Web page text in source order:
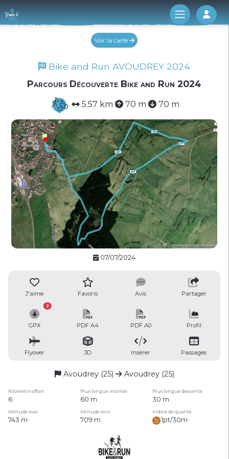
Log
Voir la carte
Bike and Run AVOUDREY 2024
Parcours Découverte Bike and Run 2024
5.57 km 70 m 70 m
07/07/2024
J'aime Favoris Avis Partager
GPX
2
PDF A4 PDF A0 Profil
Flyover 3D Insérer Passages
Avoudrey (25) Avoudrey (25)
Kilomètre effort Plus longue montée Plus longue descente
6 60 m 30 m
Altitude max Altitude min Indice de qualité
743 m 709 m 1pt/30m